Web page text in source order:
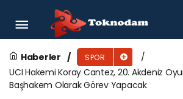
Haberler SPOR
UCI Hakemi Koray Cantez, 20. Akdeniz
Başhakem Olarak Görev Yapacak
Balçova’da Yaz Spor Okulları İçin
Heyecanı Başladı